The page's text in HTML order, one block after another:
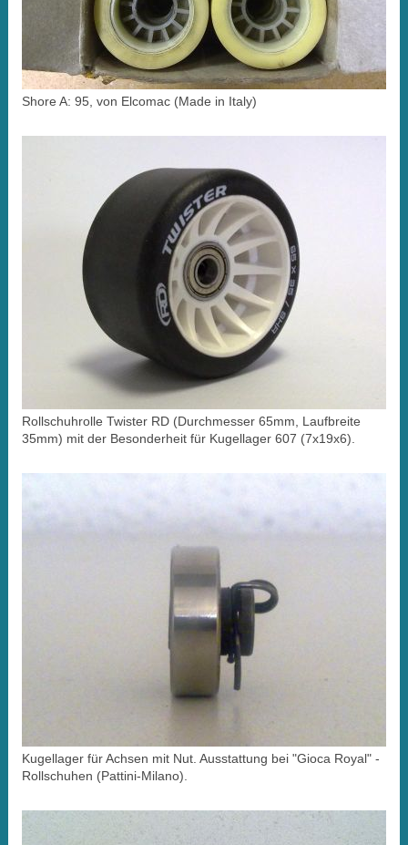
Shore A: 95, von Elcomac (Made in Italy)
Rollschuhrolle Twister RD (Durchmesser 65mm, Laufbreite
35mm) mit der Besonderheit für Kugellager 607 (7x19x6).
Kugellager für Achsen mit Nut. Ausstattung bei "Gioca Royal" -
Rollschuhen (Pattini-Milano).